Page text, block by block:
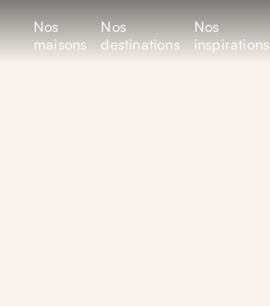
Nos
maisons
Nos
destinations
Nos
inspirations